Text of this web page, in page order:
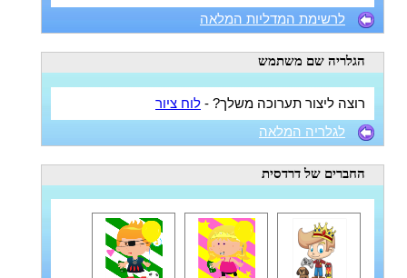
לרשימת המדליות המלאה
הגלריה שם משתמש
רוצה ליצור תערוכה משלך? - לוח ציור
לגלריה המלאה
החברים של דרדסית